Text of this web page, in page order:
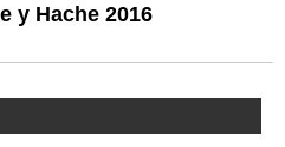
y Hache 2016